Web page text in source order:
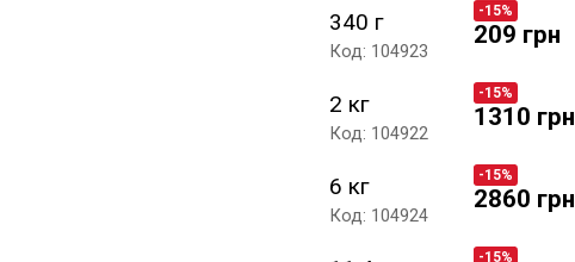
340 г
Код: 104923
-15%
209 грн
2 кг
Код: 104922
-15%
1310 грн
6 кг
Код: 104924
-15%
2860 грн
-15%